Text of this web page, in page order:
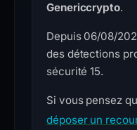
Genericcrypto.
Depuis 06/08/
des détections
sécurité 15.
Si vous pensez
déposer un